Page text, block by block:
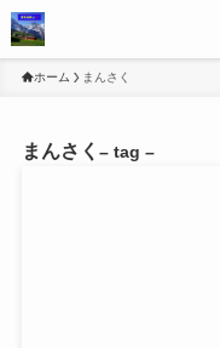
ホーム まんさく
まんさく – tag –